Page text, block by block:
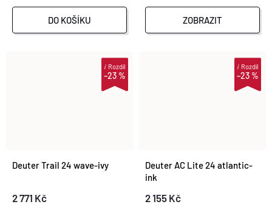
DO KOŠÍKU ZOBRAZIT
–23 %
iRozdíl
Deuter Trail 24 wave-ivy
2 771 Kč
–23 %
iRozdíl
Deuter AC Lite 24 atlantic-
ink
2 155 Kč